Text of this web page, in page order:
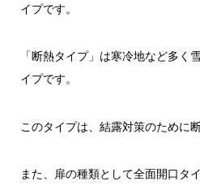
イプです。
「断熱タイプ」は寒冷地など多く
イプです。
このタイプは、結露対策のために
また、扉の種類として全面開口タ